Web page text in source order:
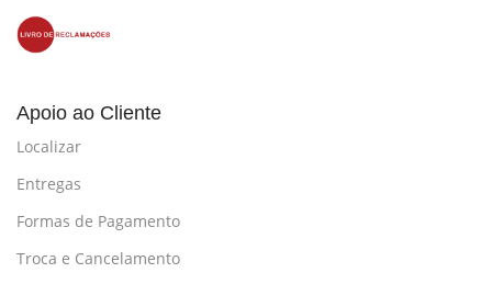
Apoio ao Cliente
Localizar
Entregas
Formas de Pagamento
Troca e Cancelamento